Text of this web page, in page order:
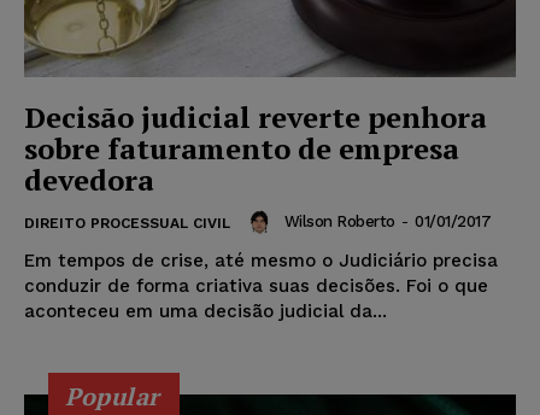
Decisão judicial reverte penhora
sobre faturamento de empresa
devedora
DIREITO PROCESSUAL CIVIL Wilson Roberto - 01/01/2017
Em tempos de crise, até mesmo o Judiciário precisa
conduzir de forma criativa suas decisões. Foi o que
aconteceu em uma decisão judicial da...
Popular